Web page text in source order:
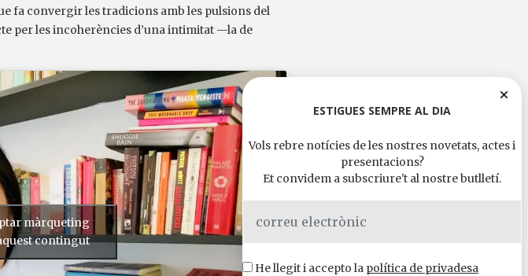
fa convergir les tradicions amb les pulsions del
per les incoherències d’una intimitat —la de
màrqueting
contingut
ESTIGUES SEMPRE AL DIA
Vols rebre notícies de les nostres novetats, actes i
presentacions?
Et convidem a subscriure't al nostre butlletí.
He llegit i accepto la política de privadesa